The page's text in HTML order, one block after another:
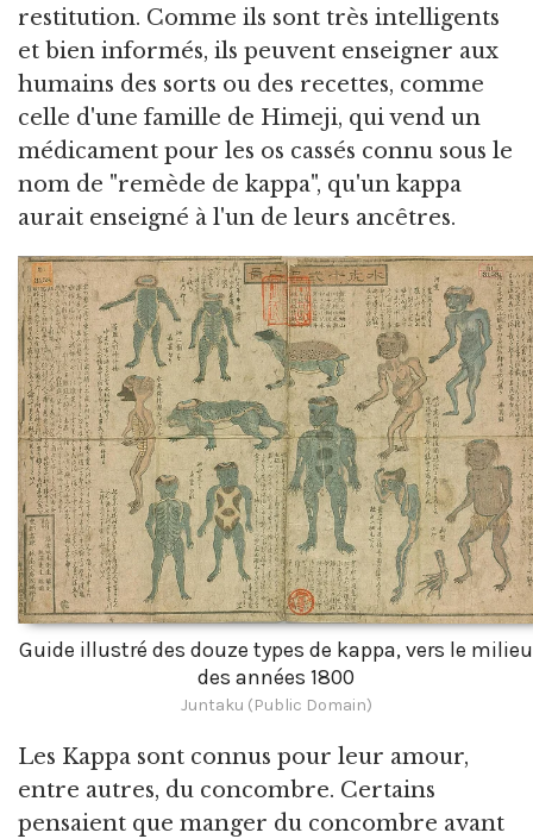
restitution. Comme ils sont très intelligents
et bien informés, ils peuvent enseigner aux
humains des sorts ou des recettes, comme
celle d'une famille de Himeji, qui vend un
médicament pour les os cassés connu sous le
nom de "remède de kappa", qu'un kappa
aurait enseigné à l'un de leurs ancêtres.
Guide illustré des douze types de kappa, vers le milieu
des années 1800
Juntaku (Public Domain)
Les Kappa sont connus pour leur amour,
entre autres, du concombre. Certains
pensaient que manger du concombre avant